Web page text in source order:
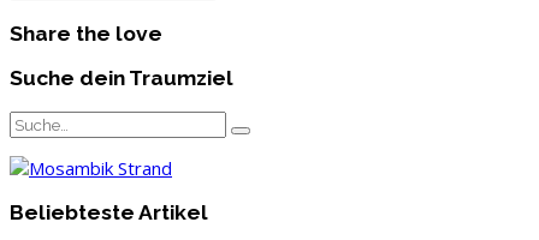
Share the love
Suche dein Traumziel
Beliebteste Artikel